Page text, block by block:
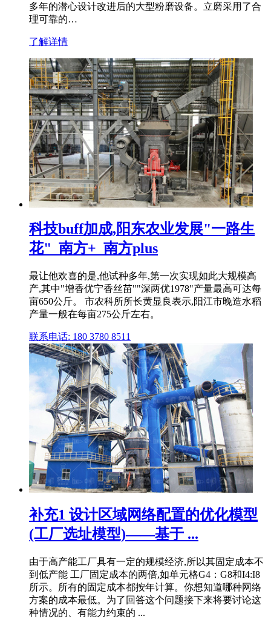
多年的潜心设计改进后的大型粉磨设备。立磨采用了合
理可靠的…
了解详情
科技buff加成,阳东农业发展"一路生
花"_南方+_南方plus
最让他欢喜的是,他试种多年,第一次实现如此大规模高
产,其中"增香优宁香丝苗""深两优1978"产量最高可达每
亩650公斤。 市农科所所长黄显良表示,阳江市晚造水稻
产量一般在每亩275公斤左右。
联系电话: 180 3780 8511
补充1 设计区域网络配置的优化模型
(工厂选址模型)——基于 ...
由于高产能工厂具有一定的规模经济,所以其固定成本不
到低产能 工厂固定成本的两倍,如单元格G4：G8和I4:I8
所示。所有的固定成本都按年计算。你想知道哪种网络
方案的成本最低。为了回答这个问题接下来将要讨论这
种情况的、有能力约束的 ...